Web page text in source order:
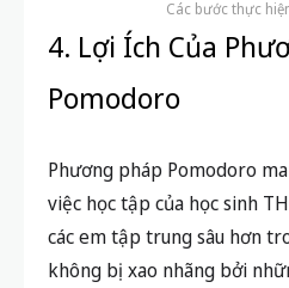
Các bước thực
4. Lợi Ích Của
Pomodoro
Phương pháp Pomodoro
việc học tập của học sinh
các em tập trung sâu hơn
không bị xao nhãng bởi